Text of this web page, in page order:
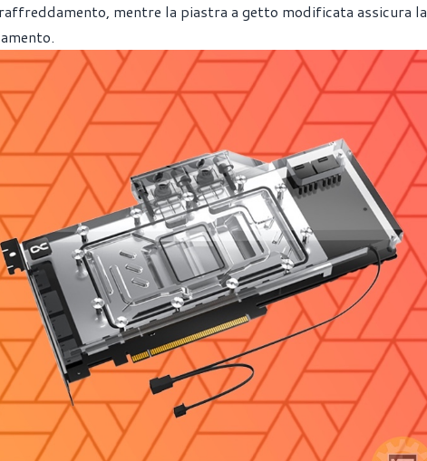
mentre la piastra a getto modificata assicura la